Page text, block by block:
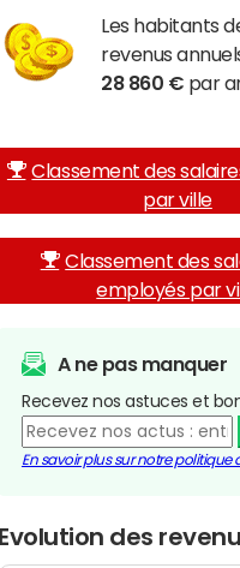
Les habitants
revenus
28 860 € par
Classement des
par ville
Classement des
employés par
A ne pas manquer
Recevez nos astuces et
En savoir plus sur notre politique
Evolution des